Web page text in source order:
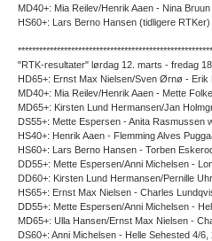
MD40+: Mia Reilev/Henrik Aaen - Nina
HS60+: Lars Berno Hansen (tidligere
"RTK-resultater" lørdag 12. marts - fredag
HD65+: Ernst Max Nielsen/Sven Ørnø - Erik
MD40+: Mia Reilev/Henrik Aaen - Mette
MD65+: Kirsten Lund Hermansen/Jan
DS55+: Mette Espersen - Anita Rasmussen
HS40+: Henrik Aaen - Flemming Alves
HS60+: Lars Berno Hansen - Torben
DD55+: Mette Espersen/Anni Michelsen -
DD60+: Kirsten Lund Hermansen/Pernille
HS65+: Ernst Max Nielsen - Charles
DD55+: Mette Espersen/Anni Michelsen -
MD65+: Ulla Hansen/Ernst Max Nielsen -
DS60+: Anni Michelsen - Helle Sehested 4/6,